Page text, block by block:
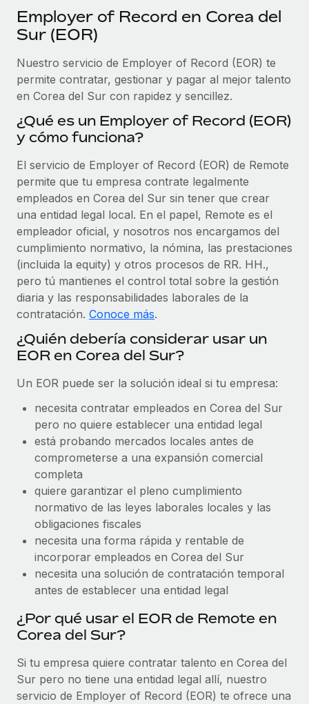
esenciales.
SERVICIOS
Pregunta a un experto
Obtén ayuda de gente experta en RR. HH. globales
y cumplimiento normativo.
Simplifica los procesos de cribado de candidatos.
Cumplimiento normativo
Adelántate a los riesgos de cumplimiento
normativo.
Gestión de dispositivos
Proporciona dispositivos tecnológicos y contrólalos
en todo el mundo.
Abre entidades conforme a la legalidad enseguida.
Reubica a los empleados con facilidad.
Prestaciones
Gestiona las prestaciones de los empleados sin
complicaciones.
Descubre oportunidades de colaborar con nosotros.
Remote Build
Consultoría de integraciones y automatización con IA.
CASOS PRÁCTICOS
Centro de información
Obtén ayuda
Consulta todos los recursos
BLOG
EOR y PEO
Contractor Management
Impuestos
Explora el blog
BLOG
Novedades de producto de Remote:
Integraciones con Gusto y Xero y Contractor
todos los tamaños a contratar, gestionar y...
Más información
Pento se convierte en un empleador equitativo
con Remote
Gestionar las nóminas internamente es complicado. Tardas
semanas en hacerlo manualmente y, al mes...
Más información
Employer of Record en Corea del
Sur (EOR)
Nuestro servicio de Employer of Record (EOR) te
permite contratar, gestionar y pagar al mejor talento
en Corea del Sur con rapidez y sencillez.
¿Qué es un Employer of Record (EOR)
y cómo funciona?
El servicio de Employer of Record (EOR) de Remote
permite que tu empresa contrate legalmente
empleados en Corea del Sur sin tener que crear
una entidad legal local. En el papel, Remote es el
empleador oficial, y nosotros nos encargamos del
cumplimiento normativo, la nómina, las prestaciones
(incluida la equity) y otros procesos de RR. HH.,
pero tú mantienes el control total sobre la gestión
diaria y las responsabilidades laborales de la
contratación. Conoce más.
¿Quién debería considerar usar un
EOR en Corea del Sur?
Un EOR puede ser la solución ideal si tu empresa:
necesita contratar empleados en Corea del Sur
pero no quiere establecer una entidad legal
está probando mercados locales antes de
comprometerse a una expansión comercial
completa
quiere garantizar el pleno cumplimiento
normativo de las leyes laborales locales y las
obligaciones fiscales
necesita una forma rápida y rentable de
incorporar empleados en Corea del Sur
necesita una solución de contratación temporal
antes de establecer una entidad legal
¿Por qué usar el EOR de Remote en
Corea del Sur?
Si tu empresa quiere contratar talento en Corea del
Sur pero no tiene una entidad legal allí, nuestro
servicio de Employer of Record (EOR) te ofrece una